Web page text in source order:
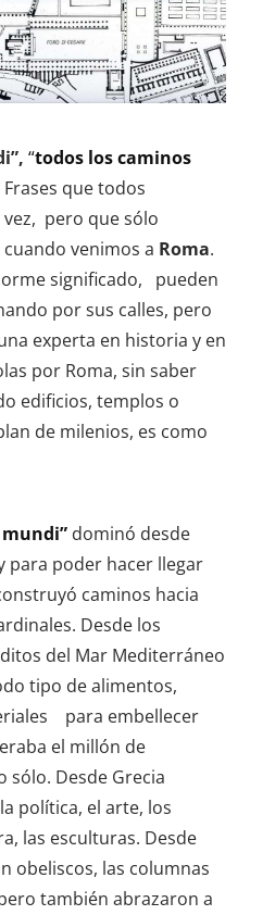
“todos los caminos
Frases que todos
pero que sólo
venimos a Roma.
significado, pueden
por sus calles, pero
experta en historia y en
por Roma, sin saber
edificios, templos o
de milenios, es como
dominó desde
para poder hacer llegar
caminos hacia
Desde los
del Mar Mediterráneo
tipo de alimentos,
para embellecer
el millón de
Desde Grecia
política, el arte, los
las esculturas. Desde
obeliscos, las columnas
también abrazaron a